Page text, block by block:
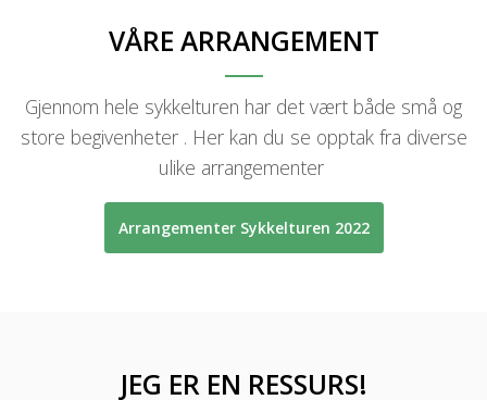
VÅRE ARRANGEMENT
Gjennom hele sykkelturen har det vært både små og
store begivenheter . Her kan du se opptak fra diverse
ulike arrangementer
Arrangementer Sykkelturen 2022
JEG ER EN RESSURS!